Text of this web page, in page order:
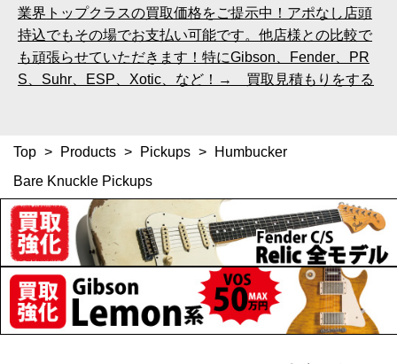
業界トップクラスの買取価格をご提示中！アポなし店頭
持込でもその場でお支払い可能です。他店様との比較で
も頑張らせていただきます！特にGibson、Fender、PR
S、Suhr、ESP、Xotic、など！→ 買取見積もりをする
Top > Products > Pickups >
Humbucker
Bare Knuckle Pickups